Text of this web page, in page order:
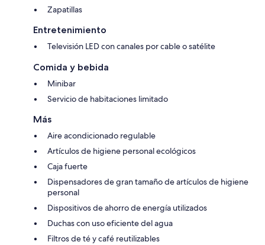
Zapatillas
Entretenimiento
Televisión LED con canales por cable o satélite
Comida y bebida
Minibar
Servicio de habitaciones limitado
Más
Aire acondicionado regulable
Artículos de higiene personal ecológicos
Caja fuerte
Dispensadores de gran tamaño de artículos de higiene
personal
Dispositivos de ahorro de energía utilizados
Duchas con uso eficiente del agua
Filtros de té y café reutilizables